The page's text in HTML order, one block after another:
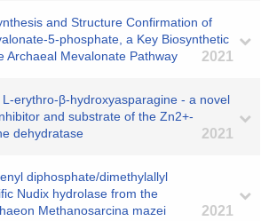
and Structure Confirmation of
5-phosphate, a Key Biosynthetic
Archaeal Mevalonate Pathway
2021
erythro-β-hydroxyasparagine - a novel
and substrate of the Zn2+-
dehydratase
2021
diphosphate/dimethylallyl
Nudix hydrolase from the
Methanosarcina mazei
2021